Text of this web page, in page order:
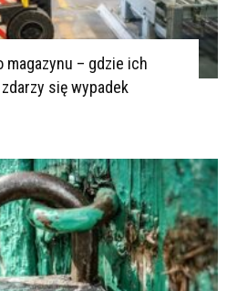
– gdzie ich
się wypadek